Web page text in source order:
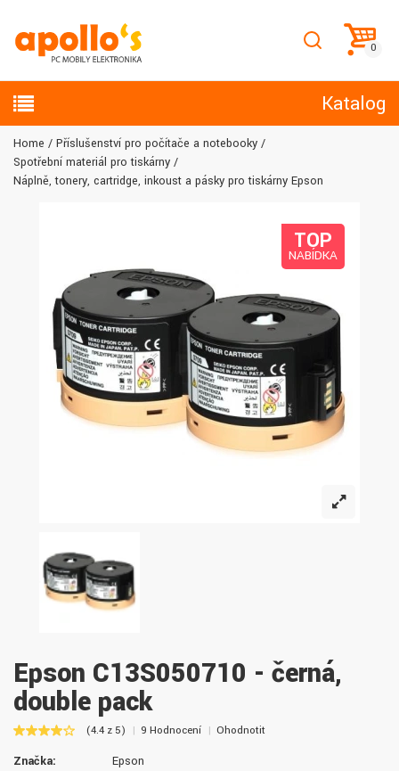
Katalog
Home
Příslušenství pro počítače a notebooky
Spotřební materiál pro tiskárny
Náplně, tonery, cartridge, inkoust a pásky pro tiskárny Epson
TOP
NABÍDKA
Epson C13S050710 - černá,
double pack
(4.4 z 5) 9 Hodnocení Ohodnotit
Značka:
Epson